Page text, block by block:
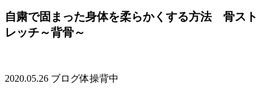
自粛で固まった身体を柔らかくする方法 骨スト
レッチ～背骨～
2020.05.26 ブログ体操背中